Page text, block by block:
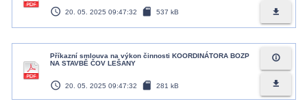
access_time 20. 05. 2025 09:47:32 sd_card 537 kB file_download
Příkazní smlouva na výkon činnosti KOORDINÁTORA BOZP
NA STAVBĚ ČOV LEŠANY
access_time 20. 05. 2025 09:47:32 sd_card 281 kB
info_outline
file_download